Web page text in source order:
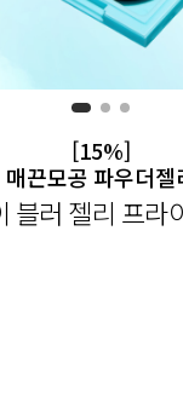
[15%]
매끈모공 파우더젤
블러 젤리 프라